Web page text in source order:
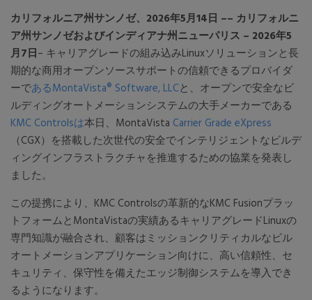
カリフォルニア州サンノゼ、2026年5月14日 –– カリフォルニ
ア州サンノゼおよびインディアナ州ニューパリス – 2026年5
月7日– キャリアグレードの組み込みLinuxソリューションと長
期的な商用オープンソースサポートの信頼できるプロバイダ
ーであるMontaVista® Software, LLCと、オープンで安全なビ
ルディングオートメーションシステムの大手メーカーである
KMC Controlsは本日、MontaVista Carrier Grade eXpress
（CGX）を搭載した次世代の安全でインテリジェントなビルデ
ィングインフラストラクチャを推進するための協業を発表し
ました。
この提携により、KMC Controlsの革新的なKMC Fusionプラッ
トフォームとMontaVistaの実績あるキャリアグレードLinuxの
専門知識が融合され、顧客はミッションクリティカルなビル
オートメーションアプリケーション向けに、高い信頼性、セ
キュリティ、保守性を備えたエッジ制御システムを導入でき
るようになります。